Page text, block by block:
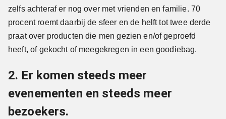
zelfs achteraf er nog over met vrienden en familie. 70
procent roemt daarbij de sfeer en de helft tot twee derde
praat over producten die men gezien en/of geproefd
heeft, of gekocht of meegekregen in een goodiebag.
2. Er komen steeds meer
evenementen en steeds meer
bezoekers.